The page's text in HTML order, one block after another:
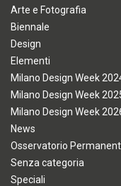
Arte e Fotografia
Biennale
Design
Elementi
Milano Design Week
Milano Design Week
Milano Design Week
News
Osservatorio
Senza categoria
Speciali